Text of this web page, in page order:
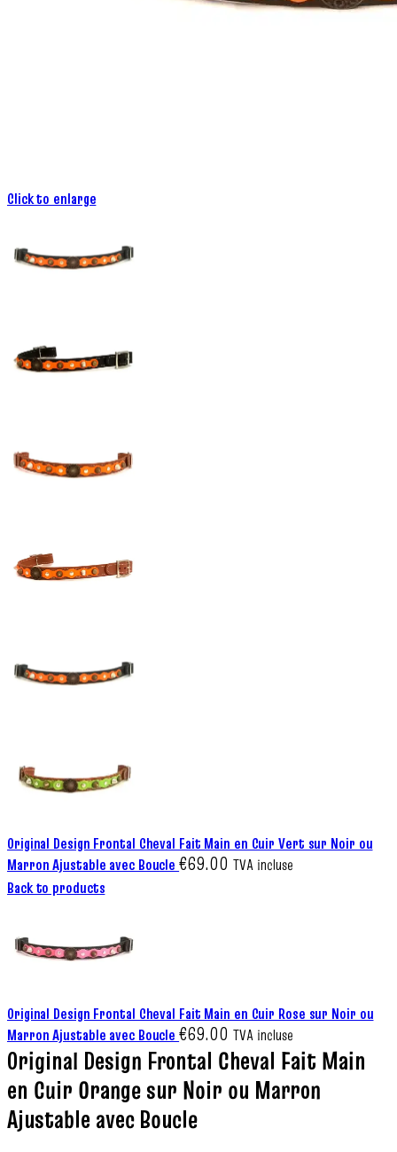
Click to enlarge
Original Design Frontal Cheval Fait Main en Cuir Vert sur Noir ou
Marron Ajustable avec Boucle€69.00 TVA incluse
Back to products
Original Design Frontal Cheval Fait Main en Cuir Rose sur Noir ou
Marron Ajustable avec Boucle€69.00 TVA incluse
Original Design Frontal Cheval Fait Main
en Cuir Orange sur Noir ou Marron
Ajustable avec Boucle